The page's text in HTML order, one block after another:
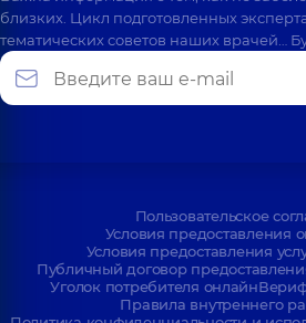
близких. Цикл подготовленных
тематических советов наших врачей…
Пользовательское
Условия предоставления
Условия предоставления
Публичный договор
Уголок потребителя онлайн
Правила внутреннего